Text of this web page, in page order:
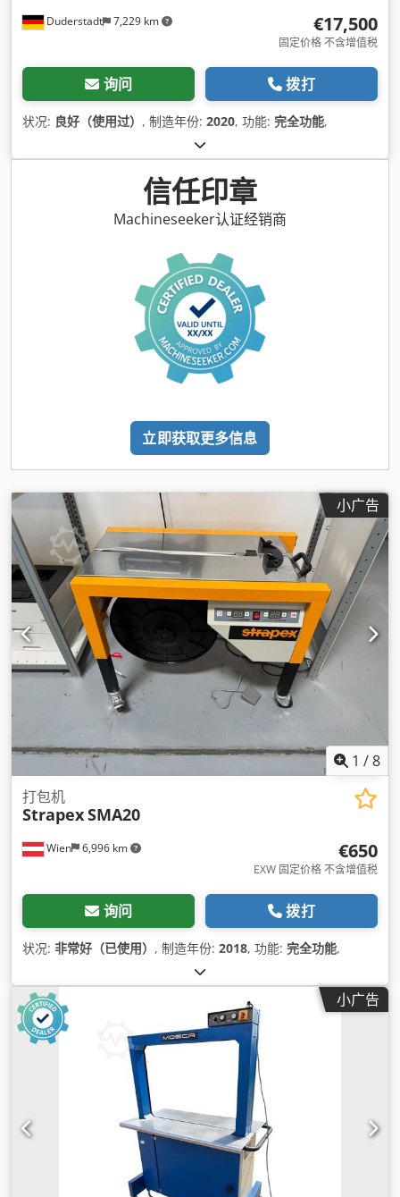
Duderstadt 7,229 km €17,500
固定价格 不含增值税
询问 拨打
状况: 良好（使用过） , 制造年份: 2020, 功能: 完全功能,
信任印章
Machineseeker认证经销商
立即获取更多信息
小广告
1 /8
Wien 6,996 km
打包机
StrapexSMA20
€650
EXW 固定价格 不含增值税
询问 拨打
状况: 非常好（已使用） , 制造年份: 2018, 功能: 完全功能,
小广告